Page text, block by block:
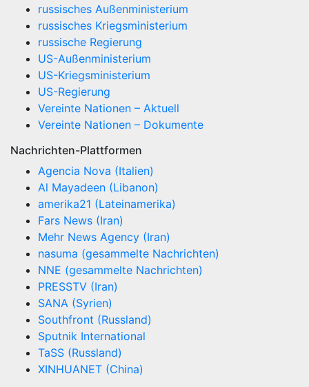
russisches Außenministerium
russisches Kriegsministerium
russische Regierung
US-Außenministerium
US-Kriegsministerium
US-Regierung
Vereinte Nationen – Aktuell
Vereinte Nationen – Dokumente
Nachrichten-Plattformen
Agencia Nova (Italien)
Al Mayadeen (Libanon)
amerika21 (Lateinamerika)
Fars News (Iran)
Mehr News Agency (Iran)
nasuma (gesammelte Nachrichten)
NNE (gesammelte Nachrichten)
PRESSTV (Iran)
SANA (Syrien)
Southfront (Russland)
Sputnik International
TaSS (Russland)
XINHUANET (China)